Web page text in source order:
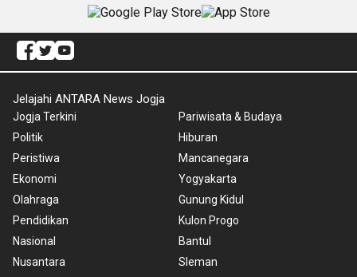
Jelajahi ANTARA News Jogja
Jogja Terkini
Politik
Peristiwa
Ekonomi
Olahraga
Pendidikan
Nasional
Nusantara
Pariwisata & Budaya
Hiburan
Mancanegara
Yogyakarta
Gunung Kidul
Kulon Progo
Bantul
Sleman